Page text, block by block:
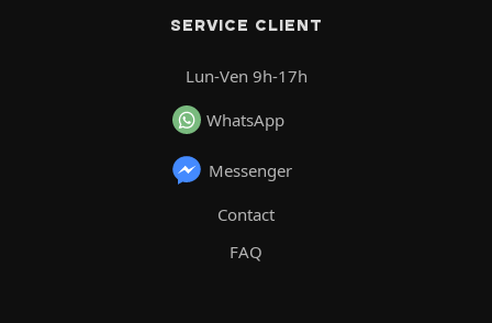
SERVICE CLIENT
Lun-Ven 9h-17h
WhatsApp
Messenger
Contact
FAQ